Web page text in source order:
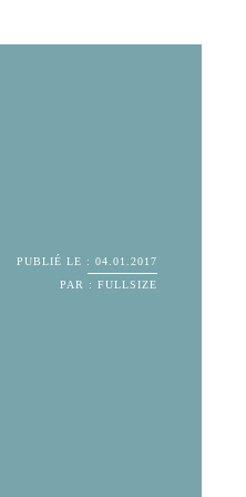
PUBLIÉ LE : 04.01.2017
PAR : FULLSIZE